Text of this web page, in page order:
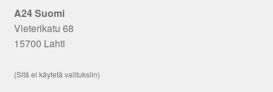
A24 Suomi
Vieterikatu 68
15700 Lahti
(Sitä ei käytetä valituksiin)